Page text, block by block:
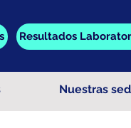
Resultados
Nuestras